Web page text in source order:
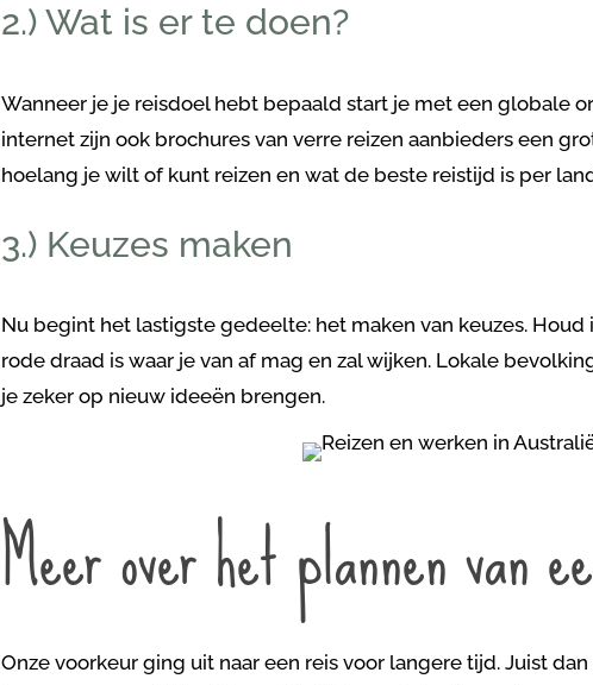
2.) Wat is er te doen?
Wanneer je je reisdoel hebt bepaald start je met een globale
internet zijn ook brochures van verre reizen aanbieders een
hoelang je wilt of kunt reizen en wat de beste reistijd is per
3.) Keuzes maken
Nu begint het lastigste gedeelte: het maken van keuzes.
rode draad is waar je van af mag en zal wijken. Lokale
je zeker op nieuw ideeën brengen.
Meer over het plannen van
Onze voorkeur ging uit naar een reis voor langere tijd. Juist